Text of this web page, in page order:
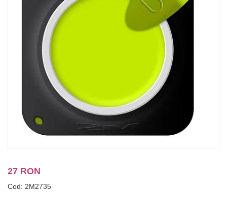
27 RON
Cod: 2M2735